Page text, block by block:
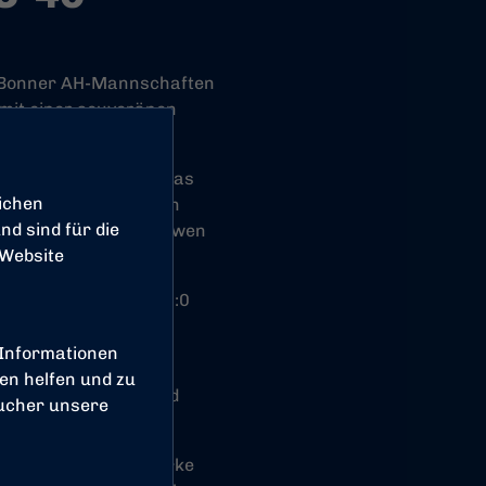
sind für die
helfen und zu
unsere
AH-Mannschaften
einer souveränen
Zunächst knüpfte das
Theuer mit 1:0 in
fanden die Altlöwen
setzten sich mit 1:0
zeigte die
Gregor Eibl und
– sehr spielstarke